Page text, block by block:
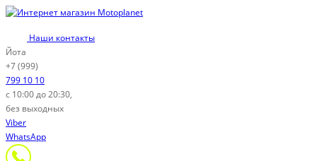
Наши контакты
Йота
+7 (999)
799 10 10
с 10:00 до 20:30,
без выходных
Viber
WhatsApp